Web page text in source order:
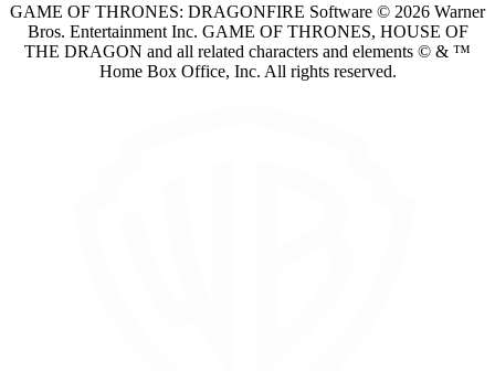
GAME OF THRONES: DRAGONFIRE Software © 2026 Warner
Bros. Entertainment Inc. GAME OF THRONES, HOUSE OF
THE DRAGON and all related characters and elements © & ™
Home Box Office, Inc. All rights reserved.